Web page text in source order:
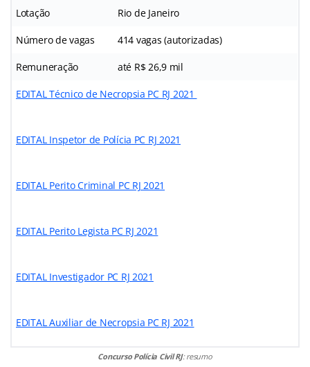
Lotação Rio de Janeiro
Número de vagas 414 vagas (autorizadas)
Remuneração até R$ 26,9 mil
EDITAL Técnico de Necropsia PC RJ 2021
EDITAL Inspetor de Polícia PC RJ 2021
EDITAL Perito Criminal PC RJ 2021
EDITAL Perito Legista PC RJ 2021
EDITAL Investigador PC RJ 2021
EDITAL Auxiliar de Necropsia PC RJ 2021
Concurso Polícia Civil RJ: resumo